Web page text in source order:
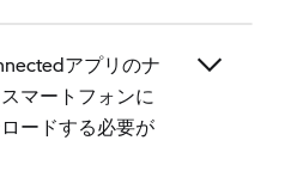
アプリのナ
マートフォンに
ードする必要が